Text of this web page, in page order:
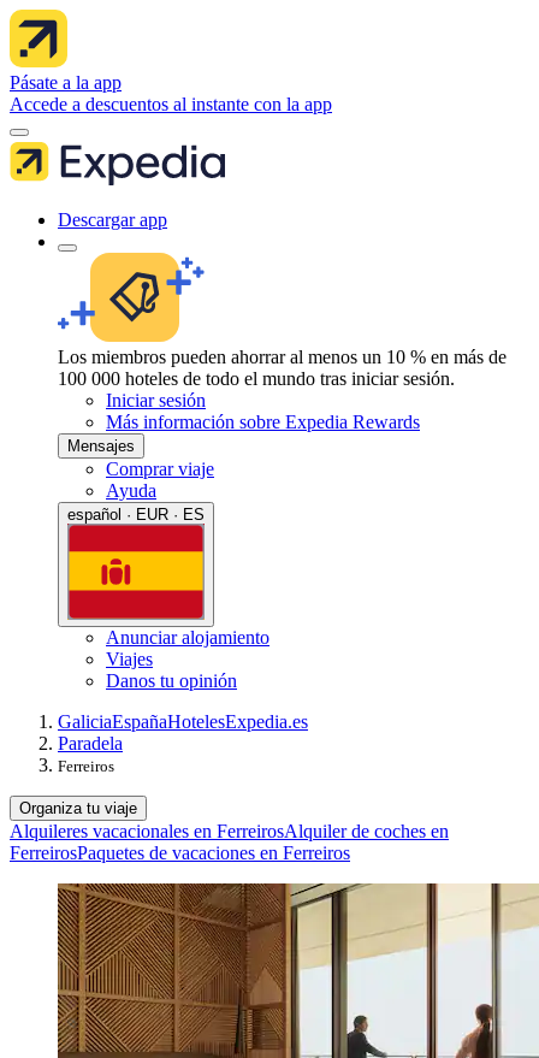
Pásate a la app
Accede a descuentos al instante con la app
Descargar app
Los miembros pueden ahorrar al menos un 10 % en más de
100 000 hoteles de todo el mundo tras iniciar sesión.
Iniciar sesión
Más información sobre Expedia Rewards
Mensajes
Comprar viaje
Ayuda
español · EUR · ES
Anunciar alojamiento
Viajes
Danos tu opinión
GaliciaEspañaHotelesExpedia.es
Paradela
Ferreiros
Organiza tu viaje
Alquileres vacacionales en FerreirosAlquiler de coches en
FerreirosPaquetes de vacaciones en Ferreiros